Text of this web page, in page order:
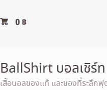
0 ฿
BallShirt บอลเชิร์ท
เสื้อบอลของแท้ และของที่ระลึ